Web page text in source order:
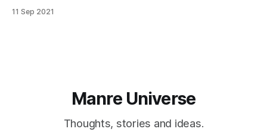
ponerme la primera dosis fue bastante sencillo, ingresé al
11 Sep 2021
Manre Universe
Thoughts, stories and ideas.